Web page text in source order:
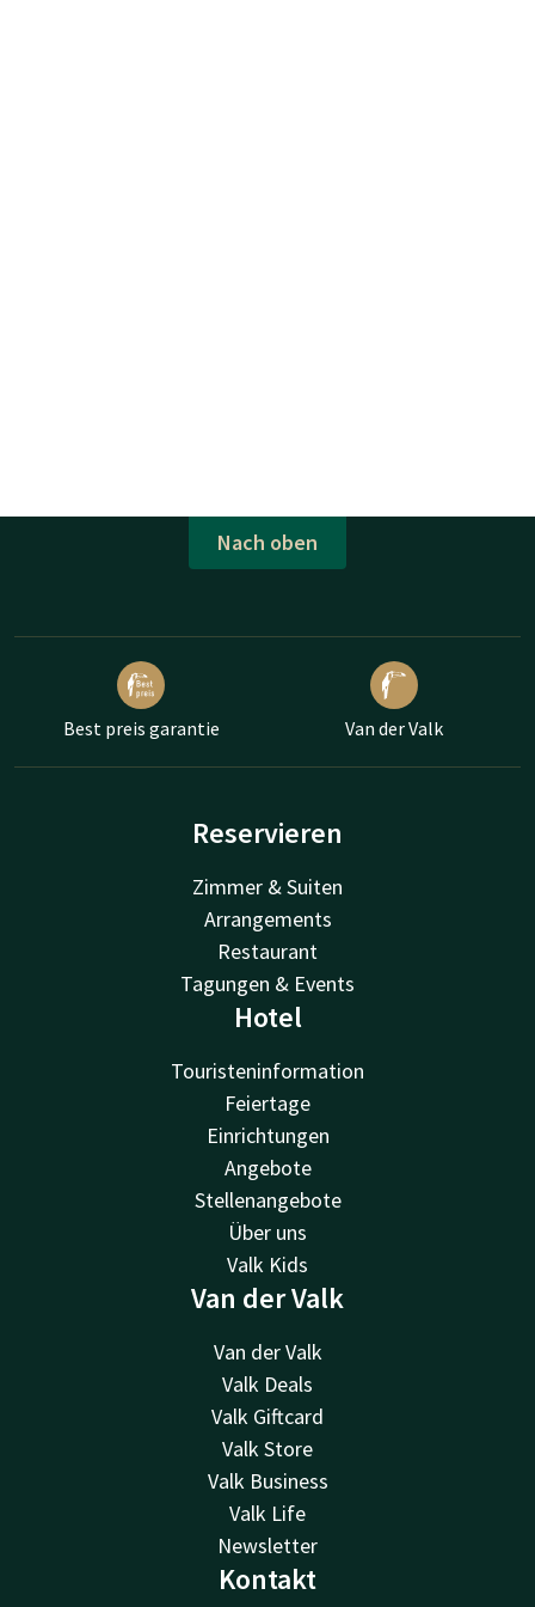
Nach oben
Best preis garantie Van der Valk
Reservieren
Zimmer & Suiten
Arrangements
Restaurant
Tagungen & Events
Hotel
Touristeninformation
Feiertage
Einrichtungen
Angebote
Stellenangebote
Über uns
Valk Kids
Van der Valk
Van der Valk
Valk Deals
Valk Giftcard
Valk Store
Valk Business
Valk Life
Newsletter
Kontakt